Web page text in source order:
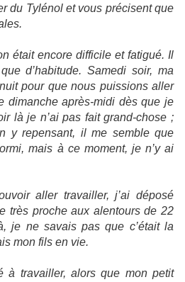
du Tylénol et vous précisent que
était encore difficile et fatigué. Il
d’habitude. Samedi soir, ma
pour que nous puissions aller
dimanche après-midi dès que je
là je n’ai pas fait grand-chose ;
y repensant, il me semble que
mais à ce moment, je n’y ai
aller travailler, j’ai déposé
très proche aux alentours de 22
je ne savais pas que c’était la
mon fils en vie.
à travailler, alors que mon petit